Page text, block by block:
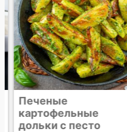
Печеные
картофельные
дольки с песто